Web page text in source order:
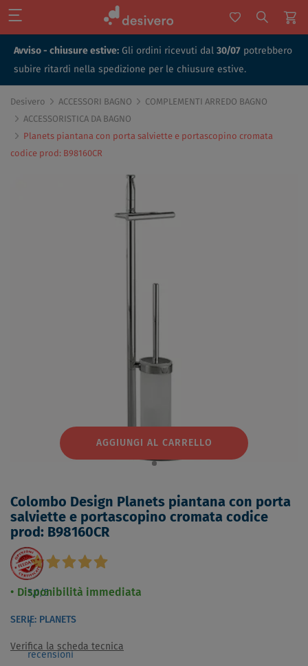
Avviso - chiusure estive: Gli ordini ricevuti dal 30/07 potrebbero
subire ritardi nella spedizione per le chiusure estive.
Desivero ACCESSORI BAGNO
COMPLEMENTI ARREDO BAGNO
ACCESSORISTICA DA BAGNO
Planets piantana con porta salviette e portascopino cromata
codice prod: B98160CR
AGGIUNGI AL CARRELLO
Colombo Design Planets piantana con porta
salviette e portascopino cromata codice
prod: B98160CR
5,0/5
1
recensioni
Disponibilità immediata
SERIE: PLANETS
Verifica la scheda tecnica